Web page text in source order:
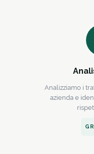
Analizziamo i
azienda e